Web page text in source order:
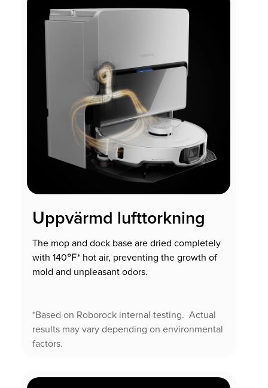
Uppvärmd lufttorkning
The mop and dock base are dried completely
with 140℉* hot air, preventing the growth of
mold and unpleasant odors.
*Based on Roborock internal testing. Actual
results may vary depending on environmental
factors.